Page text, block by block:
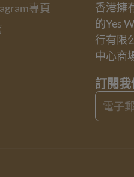
專頁
香港擁
的Yes
行有限
中心商
訂閱